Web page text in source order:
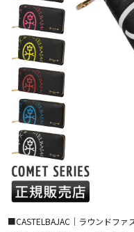
■CASTELBAJAC｜ラウンドファ